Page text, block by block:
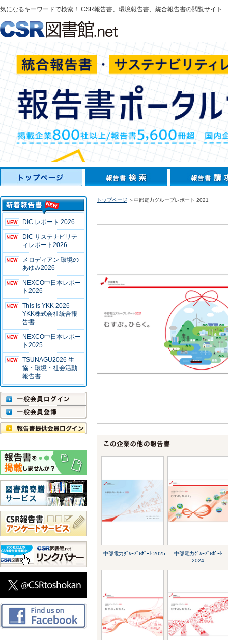
気になるキーワードで検索！ CSR報告書、環境報告書、統合報告書の閲覧サイト
DIC レポート 2026
DIC サステナビリテ
ィレポート2026
メロディアン 環境の
あゆみ2026
NEXCO中日本レポー
ト2026
This is YKK 2026
YKK株式会社統合報
告書
NEXCO中日本レポー
ト2025
TSUNAGU2026 生
協・環境・社会活動
報告書
トップページ ＞中部電力グループレポート 2021
中部電力ｸﾞﾙｰﾌﾟﾚﾎﾟｰﾄ 2025
中部電力ｸﾞﾙｰﾌﾟﾚﾎﾟｰﾄ
2024